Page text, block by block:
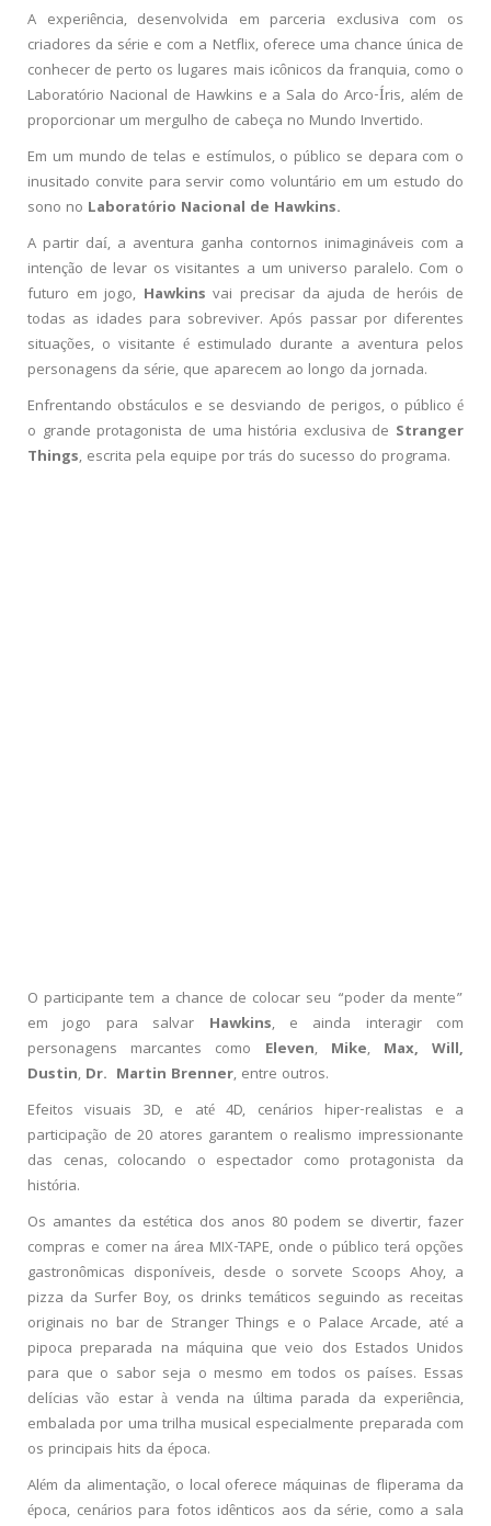
A experiência, desenvolvida em parceria exclusiva com os
criadores da série e com a Netflix, oferece uma chance única de
conhecer de perto os lugares mais icônicos da franquia, como o
Laboratório Nacional de Hawkins e a Sala do Arco-Íris, além de
proporcionar um mergulho de cabeça no Mundo Invertido.
Em um mundo de telas e estímulos, o público se depara com o
inusitado convite para servir como voluntário em um estudo do
sono no Laboratório Nacional de Hawkins.
A partir daí, a aventura ganha contornos inimagináveis com a
intenção de levar os visitantes a um universo paralelo. Com o
futuro em jogo, Hawkins vai precisar da ajuda de heróis de
todas as idades para sobreviver. Após passar por diferentes
situações, o visitante é estimulado durante a aventura pelos
personagens da série, que aparecem ao longo da jornada.
Enfrentando obstáculos e se desviando de perigos, o público é
o grande protagonista de uma história exclusiva de Stranger
Things, escrita pela equipe por trás do sucesso do programa.
O participante tem a chance de colocar seu “poder da mente”
em jogo para salvar Hawkins, e ainda interagir com
personagens marcantes como Eleven, Mike, Max, Will,
Dustin, Dr. Martin Brenner, entre outros.
Efeitos visuais 3D, e até 4D, cenários hiper-realistas e a
participação de 20 atores garantem o realismo impressionante
das cenas, colocando o espectador como protagonista da
história.
Os amantes da estética dos anos 80 podem se divertir, fazer
compras e comer na área MIX-TAPE, onde o público terá opções
gastronômicas disponíveis, desde o sorvete Scoops Ahoy, a
pizza da Surfer Boy, os drinks temáticos seguindo as receitas
originais no bar de Stranger Things e o Palace Arcade, até a
pipoca preparada na máquina que veio dos Estados Unidos
para que o sabor seja o mesmo em todos os países. Essas
delícias vão estar à venda na última parada da experiência,
embalada por uma trilha musical especialmente preparada com
os principais hits da época.
Além da alimentação, o local oferece máquinas de fliperama da
época, cenários para fotos idênticos aos da série, como a sala